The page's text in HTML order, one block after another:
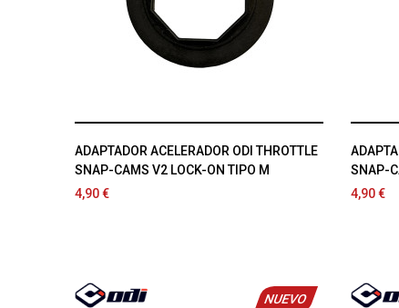
ADAPTADOR ACELERADOR ODI THROTTLE
SNAP-CAMS V2 LOCK-ON TIPO M
4,90 €
SNAP-
4,90 €
NUEVO